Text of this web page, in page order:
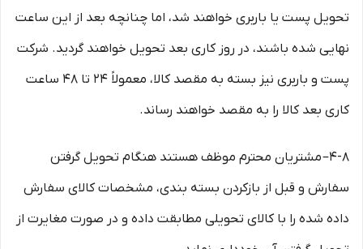
تحویل پست یا باربری خواهند شد، اما چنانچه بعد از این ساعت
نهایی شده باشند، در روز کاری بعد تحویل خواهند گردید. شرکت
پست و باربری نیز بسته به مقصد کالا، معمولاً ۲۴ تا ۴۸ ساعت
کاری بعد کالا را به مقصد خواهند رساند.
۴-۸– مشتریان محترم موظف هستند هنگام تحویل گرفتن
سفارش و قبل از بازکردن بسته بندی، مشخصات کالای سفارش
داده شده را با کالای تحویلی مطابقت داده و در صورت مغایرت از